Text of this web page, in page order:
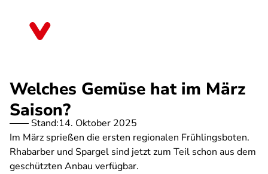
Welches Gemüse hat im März
Saison?
Stand:14. Oktober 2025
Im März sprießen die ersten regionalen Frühlingsboten.
Rhabarber und Spargel sind jetzt zum Teil schon aus dem
geschützten Anbau verfügbar.